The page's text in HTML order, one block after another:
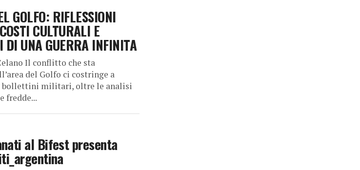
GOLFO: RIFLESSIONI
CULTURALI E
DI UNA GUERRA INFINITA
Il conflitto che sta
del Golfo ci costringe a
bollettini militari, oltre le analisi
fredde...
al Bifest presenta